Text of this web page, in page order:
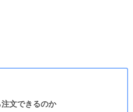
文できるのか